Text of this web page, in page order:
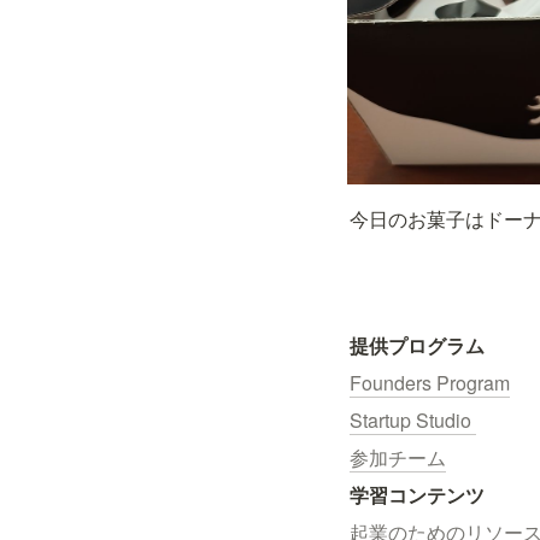
今日のお菓子はドー
提供プログラム
Founders Program
Startup Studio
参加チーム
学習コンテンツ
起業のためのリソー